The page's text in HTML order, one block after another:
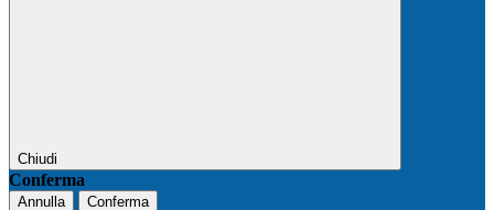
Chiudi
Conferma
Annulla Conferma